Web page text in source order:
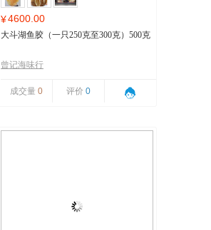
¥4600.00
大斗湖鱼胶（一只250克至300克）500克
曾记海味行
成交量 0 评价 0